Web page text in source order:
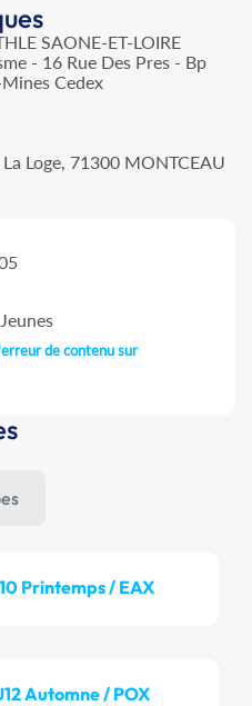
SAONE-ET-LOIRE
- 16 Rue Des Pres - Bp
Cedex
Loge, 71300 MONTCEAU
de contenu sur
Printemps / EAX
Automne / POX